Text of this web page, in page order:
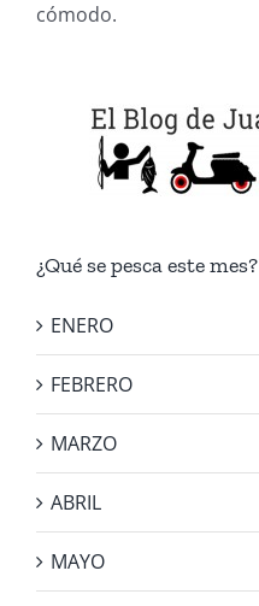
cómodo.
¿Qué se pesca este mes?
ENERO
FEBRERO
MARZO
ABRIL
MAYO